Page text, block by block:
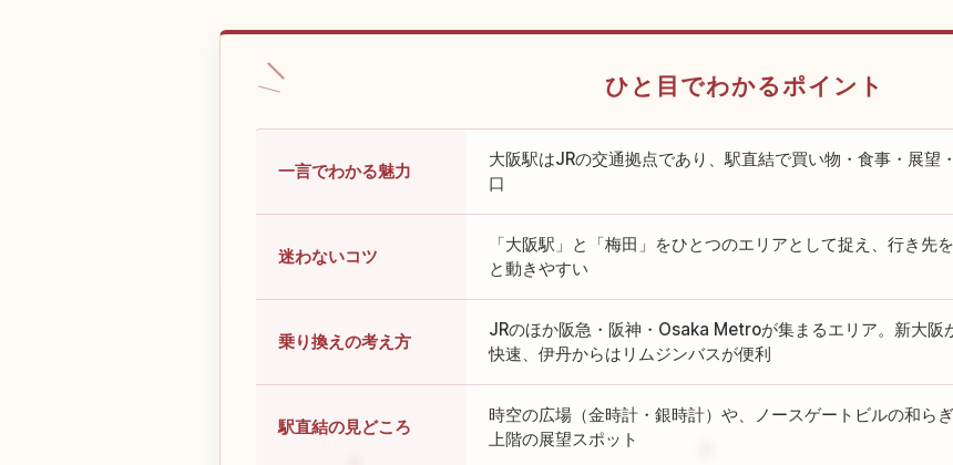
ひと目でわかるポイント
一言でわかる魅力
大阪駅はJRの交通拠点であり、駅直結で買い物・食事・展望
口
迷わないコツ
「大阪駅」と「梅田」をひとつのエリアとして捉え、行き先
と動きやすい
乗り換えの考え方
JRのほか阪急・阪神・Osaka Metroが集まるエリア。新大阪
快速、伊丹からはリムジンバスが便利
駅直結の見どころ
時空の広場（金時計・銀時計）や、ノースゲートビルの和ら
上階の展望スポット